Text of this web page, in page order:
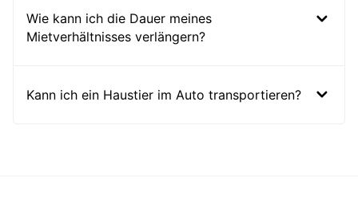
Wie kann ich die Dauer meines
Mietverhältnisses verlängern?
Kann ich ein Haustier im Auto transportieren?